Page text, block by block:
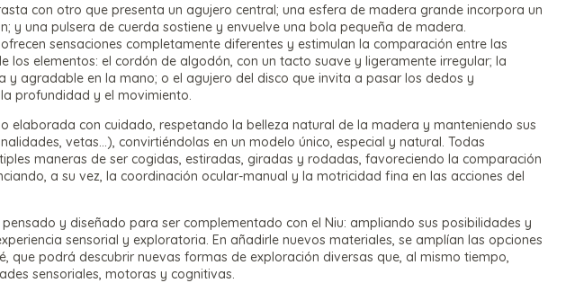
con otro que presenta un agujero central; una esfera de madera grande incorpora un
y una pulsera de cuerda sostiene y envuelve una bola pequeña de madera.
sensaciones completamente diferentes y estimulan la comparación entre las
los elementos: el cordón de algodón, con un tacto suave y ligeramente irregular; la
y agradable en la mano; o el agujero del disco que invita a pasar los dedos y
profundidad y el movimiento.
elaborada con cuidado, respetando la belleza natural de la madera y manteniendo sus
vetas…), convirtiéndolas en un modelo único, especial y natural. Todas
maneras de ser cogidas, estiradas, giradas y rodadas, favoreciendo la comparación
a su vez, la coordinación ocular-manual y la motricidad fina en las acciones del
y diseñado para ser complementado con el Niu: ampliando sus posibilidades y
sensorial y exploratoria. En añadirle nuevos materiales, se amplían las opciones
que podrá descubrir nuevas formas de exploración diversas que, al mismo tiempo,
sensoriales, motoras y cognitivas.